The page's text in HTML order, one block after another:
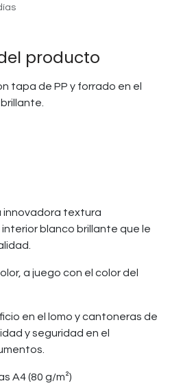
producto
tapa de PP y forrado en el
innovadora textura
blanco brillante que le
a juego con el color del
en el lomo y cantoneras de
y seguridad en el
A4 (80 g/m²)